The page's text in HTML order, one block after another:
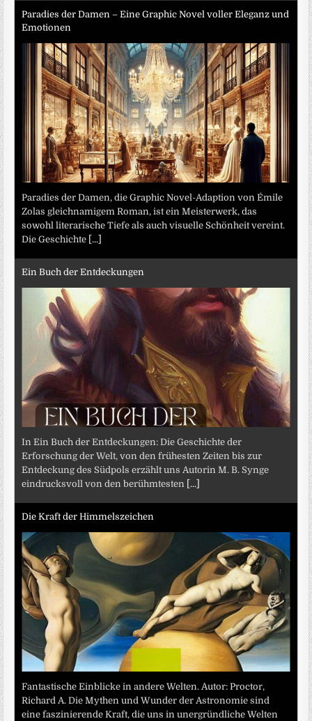
Paradies der Damen – Eine Graphic Novel voller Eleganz und
Emotionen
Paradies der Damen, die Graphic Novel-Adaption von Émile
Zolas gleichnamigem Roman, ist ein Meisterwerk, das
sowohl literarische Tiefe als auch visuelle Schönheit vereint.
Die Geschichte [...]
Ein Buch der Entdeckungen
In Ein Buch der Entdeckungen: Die Geschichte der
Erforschung der Welt, von den frühesten Zeiten bis zur
Entdeckung des Südpols erzählt uns Autorin M. B. Synge
eindrucksvoll von den berühmtesten [...]
Die Kraft der Himmelszeichen
Fantastische Einblicke in andere Welten. Autor: Proctor,
Richard A. Die Mythen und Wunder der Astronomie sind
eine faszinierende Kraft, die uns in unergründliche Welten